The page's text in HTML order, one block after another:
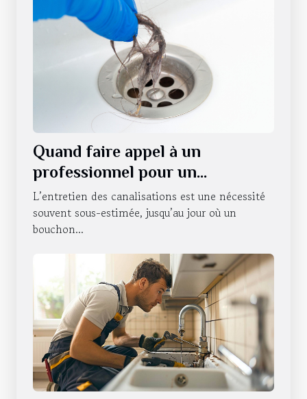
Quand faire appel à un
professionnel pour un
débouchage de canalisations à
Strasbourg ?
L’entretien des canalisations est une nécessité
souvent sous-estimée, jusqu’au jour où un
bouchon...